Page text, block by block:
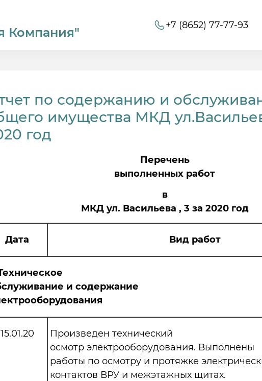
Компания"
+7 (8652) 77-77-93
по содержанию и
имущества МКД
год
Перечень
выполненных работ
в
МКД ул. Васильева , 3 за 2020 год
Дата Вид работ
и содержание
15.01.20
Произведен технический
осмотр электрооборудования. Выполнены
работы по осмотру и протяжке
контактов ВРУ и межэтажных щитах.